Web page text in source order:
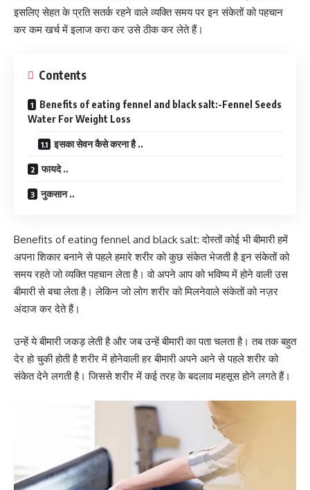
इसलिए सेहत के प्रति सतर्क रहने वाले व्यक्ति समय पर इन संकेतों को पहचान
कर कम खर्च में इलाज करा कर उसे ठीक कर लेते हैं।
Contents
Benefits of eating fennel and black salt:-Fennel Seeds
Water For Weight Loss
इसका सेवन कैसे करना है ..
फायदे ..
नुकसान ..
Benefits of eating fennel and black salt: दोस्तों कोई भी बीमारी हमें
अपना शिकार बनाने से पहले हमारे शरीर को कुछ संकेत भेजती है इन संकेतों को
समय रहते जो व्यक्ति पहचान लेता है। वो अपने आप को भविष्य में होने वाली उस
बीमारी से बचा लेता है। लेकिन जो लोग शरीर को मिलनेवाले संकेतों को नज़र
अंदाज कर देते हैं।
उन्हें ये बीमारी जकड़ लेती है और जब उन्हें बीमारी का पता चलता है। तब तक बहुत
देर हो चुकी होती है शरीर में होनेवाली हर बीमारी अपने आने से पहले शरीर को
संकेत देने लगती है। जिससे शरीर में कई तरह के बदलाव महसूस होने लगते हैं।